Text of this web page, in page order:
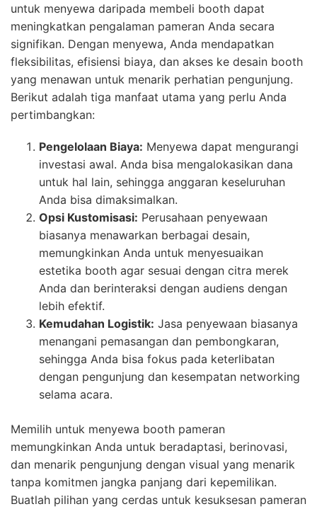
untuk menyewa daripada membeli booth dapat
meningkatkan pengalaman pameran Anda secara
signifikan. Dengan menyewa, Anda mendapatkan
fleksibilitas, efisiensi biaya, dan akses ke desain booth
yang menawan untuk menarik perhatian pengunjung.
Berikut adalah tiga manfaat utama yang perlu Anda
pertimbangkan:
Pengelolaan Biaya: Menyewa dapat mengurangi
investasi awal. Anda bisa mengalokasikan dana
untuk hal lain, sehingga anggaran keseluruhan
Anda bisa dimaksimalkan.
Opsi Kustomisasi: Perusahaan penyewaan
biasanya menawarkan berbagai desain,
memungkinkan Anda untuk menyesuaikan
estetika booth agar sesuai dengan citra merek
Anda dan berinteraksi dengan audiens dengan
lebih efektif.
Kemudahan Logistik: Jasa penyewaan biasanya
menangani pemasangan dan pembongkaran,
sehingga Anda bisa fokus pada keterlibatan
dengan pengunjung dan kesempatan networking
selama acara.
Memilih untuk menyewa booth pameran
memungkinkan Anda untuk beradaptasi, berinovasi,
dan menarik pengunjung dengan visual yang menarik
tanpa komitmen jangka panjang dari kepemilikan.
Buatlah pilihan yang cerdas untuk kesuksesan pameran